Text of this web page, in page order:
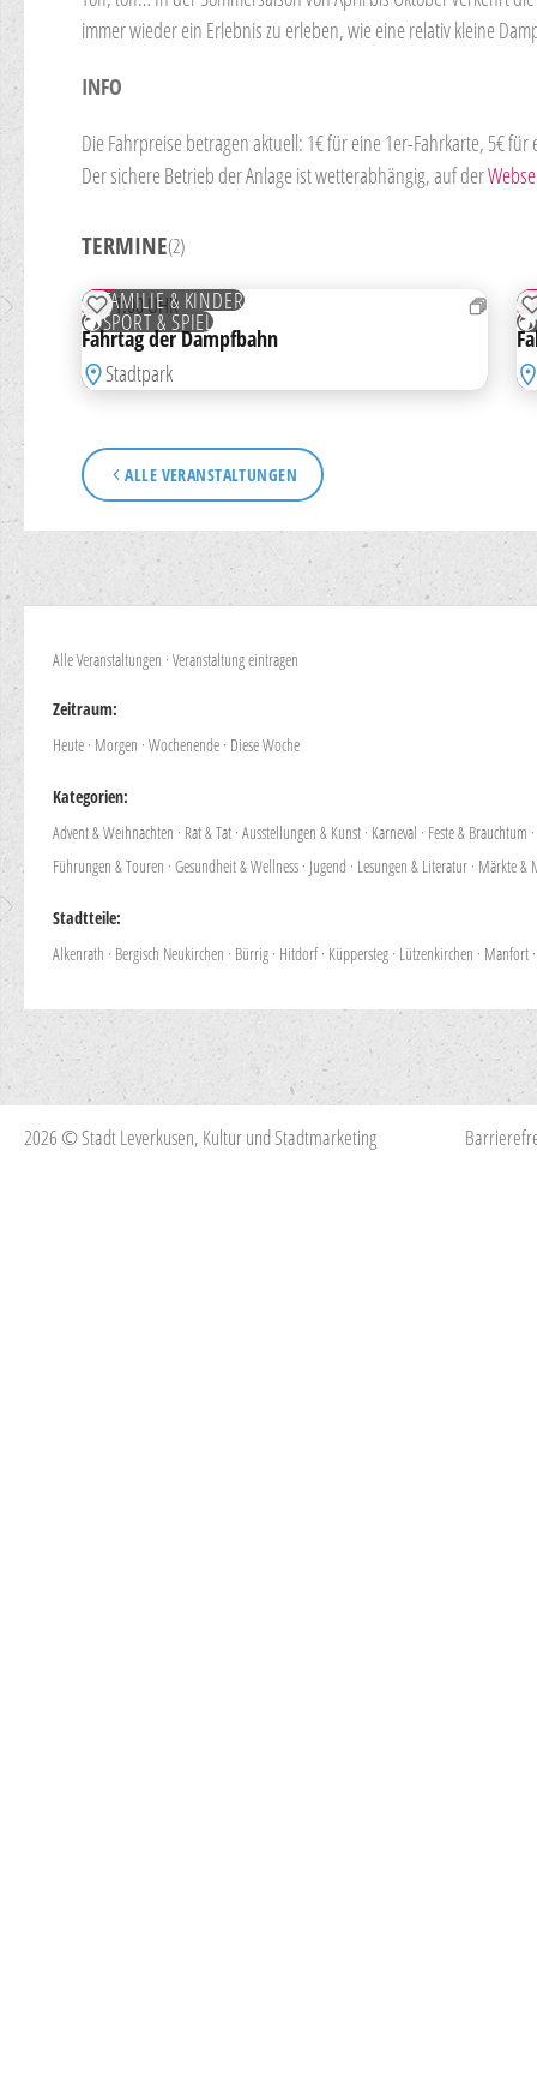
immer wieder ein Erlebnis zu erleben, wie eine relativ kleine
INFO
Die Fahrpreise betragen aktuell: 1€ für eine 1er-Fahrkarte, 5€
Der sichere Betrieb der Anlage ist wetterabhängig, auf der
TERMINE(2)
06
FAMILIE & KINDER
SPORT & SPIEL
ZUR MERKLISTE HINZUFÜGEN
SO11:00 UHR
Fahrtag der Dampfbahn
Stadtpark
ALLE VERANSTALTUNGEN
Alle Veranstaltungen · Veranstaltung eintragen
Zeitraum:
Heute · Morgen · Wochenende · Diese Woche
Kategorien:
Advent & Weihnachten · Rat & Tat · Ausstellungen & Kunst · Karneval · Feste & Brauchtum ·
Führungen & Touren · Gesundheit & Wellness · Jugend · Lesungen & Literatur · Märkte &
Stadtteile:
Alkenrath · Bergisch Neukirchen · Bürrig · Hitdorf· Küppersteg · Lützenkirchen · Manfort
2026 © Stadt Leverkusen, Kultur und Stadtmarketing